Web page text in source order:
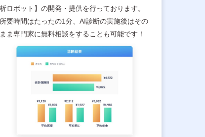
析ロボット】の開発・提供を行っております。
所要時間はたったの1分、AI診断の実施後はその
まま専門家に無料相談をすることも可能です！